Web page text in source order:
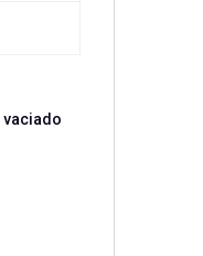
vaciado